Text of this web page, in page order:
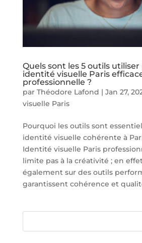
Quels sont les 5 outils
identité visuelle Paris
professionnelle ?
par Théodore Lafond | Jan 27,
visuelle Paris
Pourquoi les outils sont
identité visuelle cohérente à
Identité visuelle Paris
limite pas à la créativité ; en
également sur des outils
garantissent cohérence et